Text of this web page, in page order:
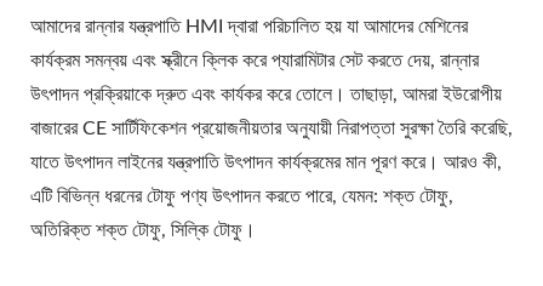
কারখানা, টফু উৎপাদন লাইন, টফু
উৎপাদন লাইনের দাম, টফু মেকার,
ভেগান মিট মেশিন, ভেগান মিট
উৎপাদন লাইন, সবজি টফু যন্ত্রপাতি
এবং সরঞ্জাম, ফুড মেশিনখাদ্য
আমাদের রান্নার যন্ত্রপাতি HMI দ্বারা পরিচালিত হয় যা আমাদের মেশিনের
কার্যক্রম সমন্বয় এবং স্ক্রীনে ক্লিক করে প্যারামিটার সেট করতে দেয়, রান্নার
উৎপাদন প্রক্রিয়াকে দ্রুত এবং কার্যকর করে তোলে। তাছাড়া, আমরা ইউরোপীয়
বাজারের CE সার্টিফিকেশন প্রয়োজনীয়তার অনুযায়ী নিরাপত্তা সুরক্ষা তৈরি করেছি,
যাতে উৎপাদন লাইনের যন্ত্রপাতি উৎপাদন কার্যক্রমের মান পূরণ করে। আরও কী,
এটি বিভিন্ন ধরনের টোফু পণ্য উৎপাদন করতে পারে, যেমন: শক্ত টোফু,
অতিরিক্ত শক্ত টোফু, সিল্কি টোফু।